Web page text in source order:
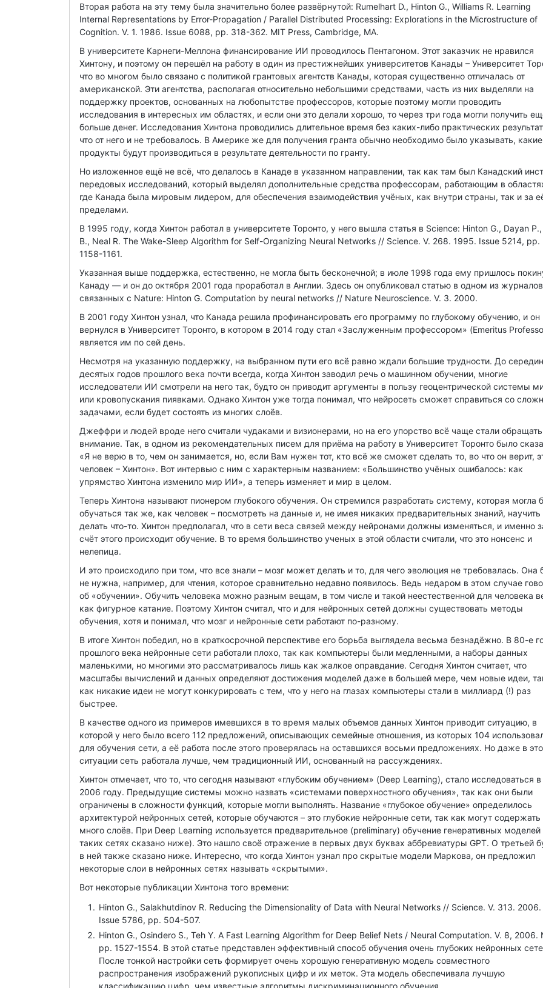
Вторая работа на эту тему была значительно более развёрнутой: Rumelhart D., Hinton G., Williams R. Learning
Internal Representations by Error-Propagation / Parallel Distributed Processing: Explorations in the Microstructure of
Cognition. V. 1. 1986. Issue 6088, pp. 318-362. MIT Press, Cambridge, MA.
В университете Карнеги-Меллона финансирование ИИ проводилось Пентагоном. Этот заказчик не нравился
Хинтону, и поэтому он перешёл на работу в один из престижнейших университетов Канады – Университет
что во многом было связано с политикой грантовых агентств Канады, которая существенно отличалась от
американской. Эти агентства, располагая относительно небольшими средствами, часть из них выделяли на
поддержку проектов, основанных на любопытстве профессоров, которые поэтому могли проводить
исследования в интересных им областях, и если они это делали хорошо, то через три года могли получить
больше денег. Исследования Хинтона проводились длительное время без каких-либо практических
что от него и не требовалось. В Америке же для получения гранта обычно необходимо было указывать, какие
продукты будут производиться в результате деятельности по гранту.
Но изложенное ещё не всё, что делалось в Канаде в указанном направлении, так как там был Канадский
передовых исследований, который выделял дополнительные средства профессорам, работающим в
где Канада была мировым лидером, для обеспечения взаимодействия учёных, как внутри страны, так и за
пределами.
В 1995 году, когда Хинтон работал в университете Торонто, у него вышла статья в Science: Hinton G., Dayan
B., Neal R. The Wake-Sleep Algorithm for Self-Organizing Neural Networks // Science. V. 268. 1995. Issue 5214, pp.
1158-1161.
Указанная выше поддержка, естественно, не могла быть бесконечной; в июле 1998 года ему пришлось
Канаду — и он до октября 2001 года проработал в Англии. Здесь он опубликовал статью в одном из
связанных с Nature: Hinton G. Computation by neural networks // Nature Neuroscience. V. 3. 2000.
В 2001 году Хинтон узнал, что Канада решила профинансировать его программу по глубокому обучению, и он
вернулся в Университет Торонто, в котором в 2014 году стал «Заслуженным профессором» (Emeritus
является им по сей день.
Несмотря на указанную поддержку, на выбранном пути его всё равно ждали большие трудности. До
десятых годов прошлого века почти всегда, когда Хинтон заводил речь о машинном обучении, многие
исследователи ИИ смотрели на него так, будто он приводит аргументы в пользу геоцентрической системы
или кровопускания пиявками. Однако Хинтон уже тогда понимал, что нейросеть сможет справиться со
задачами, если будет состоять из многих слоёв.
Джеффри и людей вроде него считали чудаками и визионерами, но на его упорство всё чаще стали обращать
внимание. Так, в одном из рекомендательных писем для приёма на работу в Университет Торонто было
«Я не верю в то, чем он занимается, но, если Вам нужен тот, кто всё же сможет сделать то, во что он верит,
человек – Хинтон». Вот интервью с ним с характерным названием: «Большинство учёных ошибалось: как
упрямство Хинтона изменило мир ИИ», а теперь изменяет и мир в целом.
Теперь Хинтона называют пионером глубокого обучения. Он стремился разработать систему, которая могла
обучаться так же, как человек – посмотреть на данные и, не имея никаких предварительных знаний, научить
делать что-то. Хинтон предполагал, что в сети веса связей между нейронами должны изменяться, и именно
счёт этого происходит обучение. В то время большинство ученых в этой области считали, что это нонсенс и
нелепица.
И это происходило при том, что все знали – мозг может делать и то, для чего эволюция не требовалась. Она
не нужна, например, для чтения, которое сравнительно недавно появилось. Ведь недаром в этом случае
об «обучении». Обучить человека можно разным вещам, в том числе и такой неестественной для человека
как фигурное катание. Поэтому Хинтон считал, что и для нейронных сетей должны существовать методы
обучения, хотя и понимал, что мозг и нейронные сети работают по-разному.
В итоге Хинтон победил, но в краткосрочной перспективе его борьба выглядела весьма безнадёжно. В 80-е
прошлого века нейронные сети работали плохо, так как компьютеры были медленными, а наборы данных
маленькими, но многими это рассматривалось лишь как жалкое оправдание. Сегодня Хинтон считает, что
масштабы вычислений и данных определяют достижения моделей даже в большей мере, чем новые идеи,
как никакие идеи не могут конкурировать с тем, что у него на глазах компьютеры стали в миллиард (!) раз
быстрее.
В качестве одного из примеров имевшихся в то время малых объемов данных Хинтон приводит ситуацию, в
которой у него было всего 112 предложений, описывающих семейные отношения, из которых 104
для обучения сети, а её работа после этого проверялась на оставшихся восьми предложениях. Но даже в
ситуации сеть работала лучше, чем традиционный ИИ, основанный на рассуждениях.
Хинтон отмечает, что то, что сегодня называют «глубоким обучением» (Deep Learning), стало исследоваться в
2006 году. Предыдущие системы можно назвать «системами поверхностного обучения», так как они были
ограничены в сложности функций, которые могли выполнять. Название «глубокое обучение» определилось
архитектурой нейронных сетей, которые обучаются – это глубокие нейронные сети, так как могут содержать
много слоёв. При Deep Learning используется предварительное (preliminary) обучение генеративных моделей
таких сетях сказано ниже). Это нашло своё отражение в первых двух буквах аббревиатуры GPT. О третьей
в ней также сказано ниже. Интересно, что когда Хинтон узнал про скрытые модели Маркова, он предложил
некоторые слои в нейронных сетях называть «скрытыми».
Вот некоторые публикации Хинтона того времени:
Hinton G., Salakhutdinov R. Reducing the Dimensionality of Data with Neural Networks // Science. V. 313. 2006.
Issue 5786, pp. 504-507.
Hinton G., Osindero S., Teh Y. A Fast Learning Algorithm for Deep Belief Nets / Neural Computation. V. 8, 2006.
pp. 1527-1554. В этой статье представлен эффективный способ обучения очень глубоких нейронных
После тонкой настройки сеть формирует очень хорошую генеративную модель совместного
распространения изображений рукописных цифр и их меток. Эта модель обеспечивала лучшую